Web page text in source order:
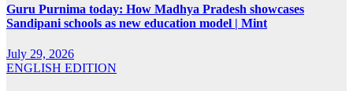
Guru Purnima today: How Madhya Pradesh showcases
Sandipani schools as new education model | Mint
July 29, 2026
ENGLISH EDITION